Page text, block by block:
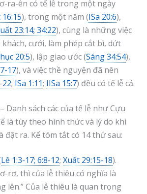
ra-ên có tế lễ trong một ngày
16:15), trong một năm (ISa 20:6),
23:14; 34:22), cùng là những việc
cưới, làm phép cắt bì, dứt
20:5), lập giao ước (Sáng 34:54),
17), và việc thề nguyện đã nên
22; ISa 1:11; IISa 15:7) đều có tế lễ cả.
Danh sách các của tế lễ như Cựu
là tùy theo hình thức và lý do khi
đặt ra. Kể tóm tắt có 14 thứ sau:
Lê 1:3-17; 6:8-12; Xuất 29:15-18).
rơ, thì của lễ thiêu có nghĩa là
lên.” Của lễ thiêu là quan trọng